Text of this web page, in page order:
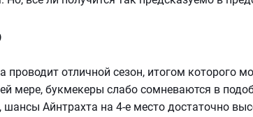
отличной сезон, итогом которого
мере, букмекеры слабо сомневаются в
шансы Айнтрахта на 4-е место достаточно